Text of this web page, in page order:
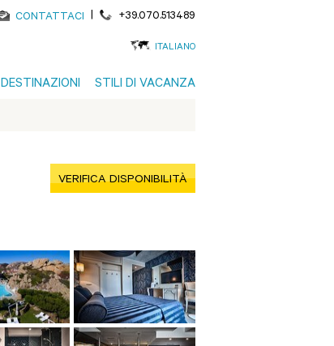
CONTATTACI | +39.070.513489
ITALIANO
DESTINAZIONI STILI DI VACANZA
VERIFICA DISPONIBILITÀ